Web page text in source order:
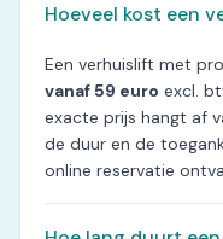
Hoeveel kost een
Een verhuislift met
vanaf 59 euro excl.
exacte prijs hangt af
de duur en de
online reservatie